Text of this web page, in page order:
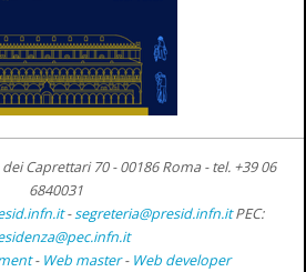
Caprettari 70 - 00186 Roma -tel. +39 06
6840031
-segreteria@presid.infn.it PEC:
- Web master- Web developer